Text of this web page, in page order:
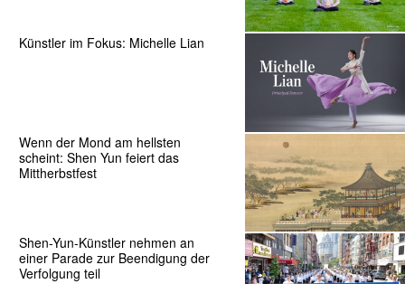
Künstler im Fokus: Michelle Lian
Wenn der Mond am hellsten
scheint: Shen Yun feiert das
Mittherbstfest
Shen-Yun-Künstler nehmen an
einer Parade zur Beendigung der
Verfolgung teil